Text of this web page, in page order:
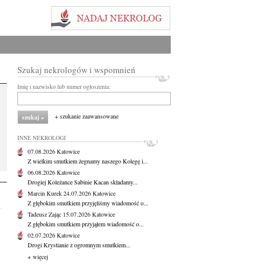
Szukaj nekrologów i wspomnień
Imię i nazwisko lub numer ogłoszenia:
+ szukanie zaawansowane
INNE NEKROLOGI
07.08.2026Katowice
Z wielkim smutkiem żegnamy naszego Kolegę i...
06.08.2026Katowice
Drogiej Koleżance Sabinie Kacan składamy...
Marcin Kurek24.07.2026Katowice
Z głębokim smutkiem przyjęliśmy wiadomość o...
Tadeusz Zając 15.07.2026Katowice
Z głębokim smutkiem przyjąłem wiadomość o...
02.07.2026Katowice
Drogi Krystianie z ogromnym smutkiem...
+ więcej